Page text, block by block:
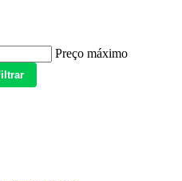
Preço máximo